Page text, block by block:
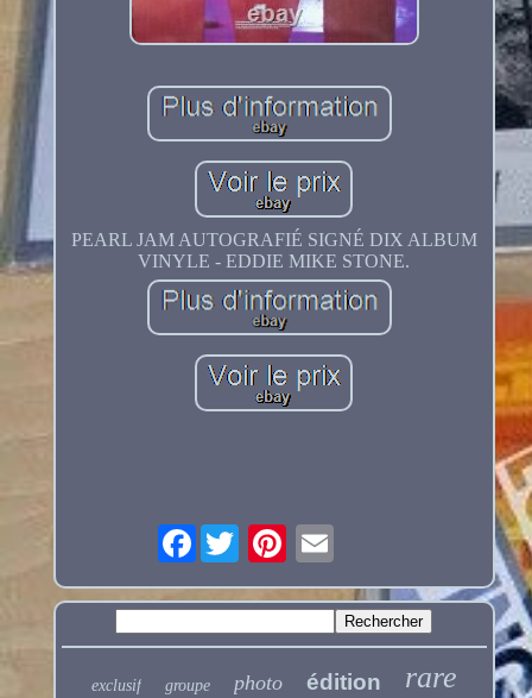
PEARL JAM AUTOGRAFIÉ SIGNÉ DIX ALBUM
VINYLE - EDDIE MIKE STONE.
Facebook
exclusif groupe photo édition rare